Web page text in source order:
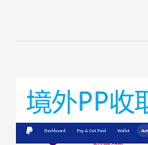
外
PayPal